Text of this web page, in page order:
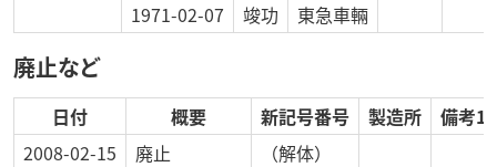
1971-02-07
竣功 東急車輛
廃止など
日付 概要 新記号番号 製造所
備考1
2008-02-15
廃止
（解体）